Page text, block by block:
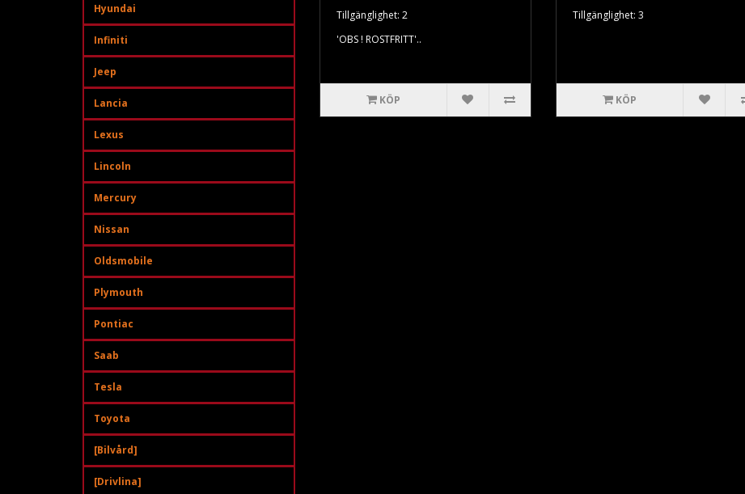
Hyundai
Infiniti
Jeep
Lancia
Lexus
Lincoln
Mercury
Nissan
Oldsmobile
Plymouth
Pontiac
Saab
Tesla
Toyota
[Bilvård]
[Drivlina]
Tillgänglighet: 2
'OBS ! ROSTFRITT'..
KÖP
Tillgänglighet: 3
KÖP